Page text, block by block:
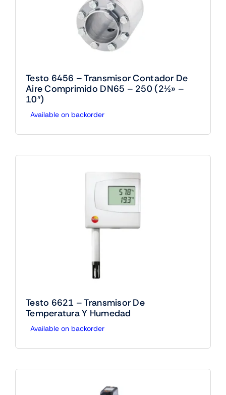
Testo 6456 – Transmisor Contador De
Aire Comprimido DN65 – 250 (2½» –
10″)
Available on backorder
Testo 6621 – Transmisor De
Temperatura Y Humedad
Available on backorder